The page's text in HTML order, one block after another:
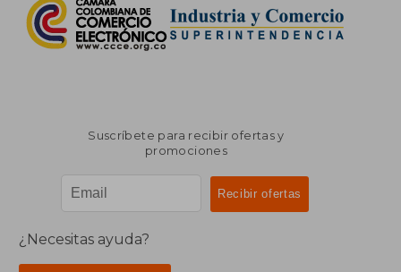
Suscríbete para recibir ofertas y
promociones
¿Necesitas ayuda?